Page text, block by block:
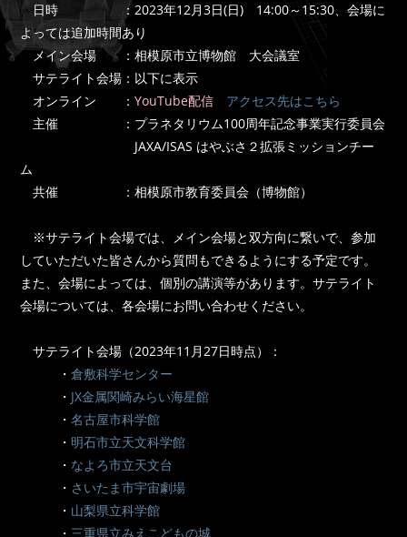
日時 ：2023年12月3日(日) 14:00～15:30、会場に
よっては追加時間あり
メイン会場 ：相模原市立博物館 大会議室
サテライト会場：以下に表示
オンライン ：YouTube配信
アクセス先はこちら
主催 ：プラネタリウム100周年記念事業実行委員会
JAXA/ISAS はやぶさ２拡張ミッションチー
ム
共催 ：相模原市教育委員会（博物館）
※サテライト会場では、メイン会場と双方向に繋いで、参加
していただいた皆さんから質問もできるようにする予定です。
また、会場によっては、個別の講演等があります。サテライト
会場については、各会場にお問い合わせください。
サテライト会場（2023年11月27日時点）：
・倉敷科学センター
・ JX金属関崎みらい海星館
・名古屋市科学館
・ 明石市立天文科学館
・ なよろ市立天文台
・ さいたま市宇宙劇場
・ 山梨県立科学館
・三重県立みえこどもの城